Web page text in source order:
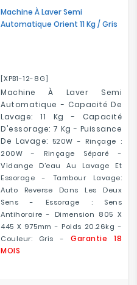
Machine À Laver Semi
Automatique Orient 11 Kg / Gris
[XPB1-12-8G]
Machine À Laver Semi
Automatique - Capacité De
Lavage: 11 Kg - Capacité
D'essorage: 7 Kg - Puissance
De Lavage: 520W - Rinçage :
200W- Rinçage Séparé -
Vidange D’eau Au Lavage Et
Essorage - Tambour Lavage:
Auto Reverse Dans Les Deux
Sens - Essorage : Sens
Antihoraire - Dimension 805 X
445 X 975mm - Poids 20.26kg -
Couleur: Gris -Garantie 18
MOIS